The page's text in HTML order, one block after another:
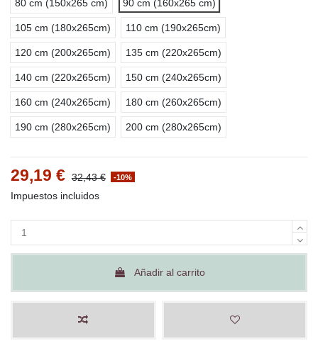
80 cm (150x265 cm) 90 cm (160x265 cm)
105 cm (180x265cm) 110 cm (190x265cm)
120 cm (200x265cm) 135 cm (220x265cm)
140 cm (220x265cm) 150 cm (240x265cm)
160 cm (240x265cm) 180 cm (260x265cm)
190 cm (280x265cm) 200 cm (280x265cm)
29,19 € 32,43 € -10%
Impuestos incluidos
Añadir al carrito